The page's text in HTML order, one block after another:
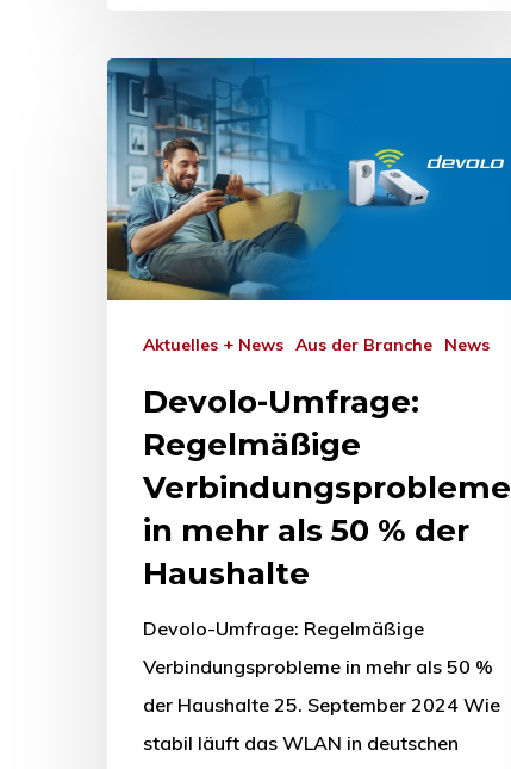
Aktuelles + News Aus der Branche News
Devolo-Umfrage:
Regelmäßige
Verbindungsprobleme
in mehr als 50 % der
Haushalte
Devolo-Umfrage: Regelmäßige
Verbindungsprobleme in mehr als 50 %
der Haushalte 25. September 2024 Wie
stabil läuft das WLAN in deutschen